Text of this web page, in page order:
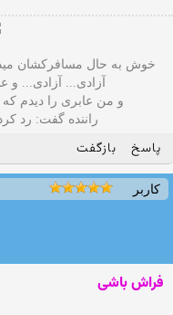
خوش به حال مسافرکشان
آزادی... آزادی... و
و من عابری را دیدم
راننده گفت: رد
پاسخ بازگفت
کاربر
فراش باشی